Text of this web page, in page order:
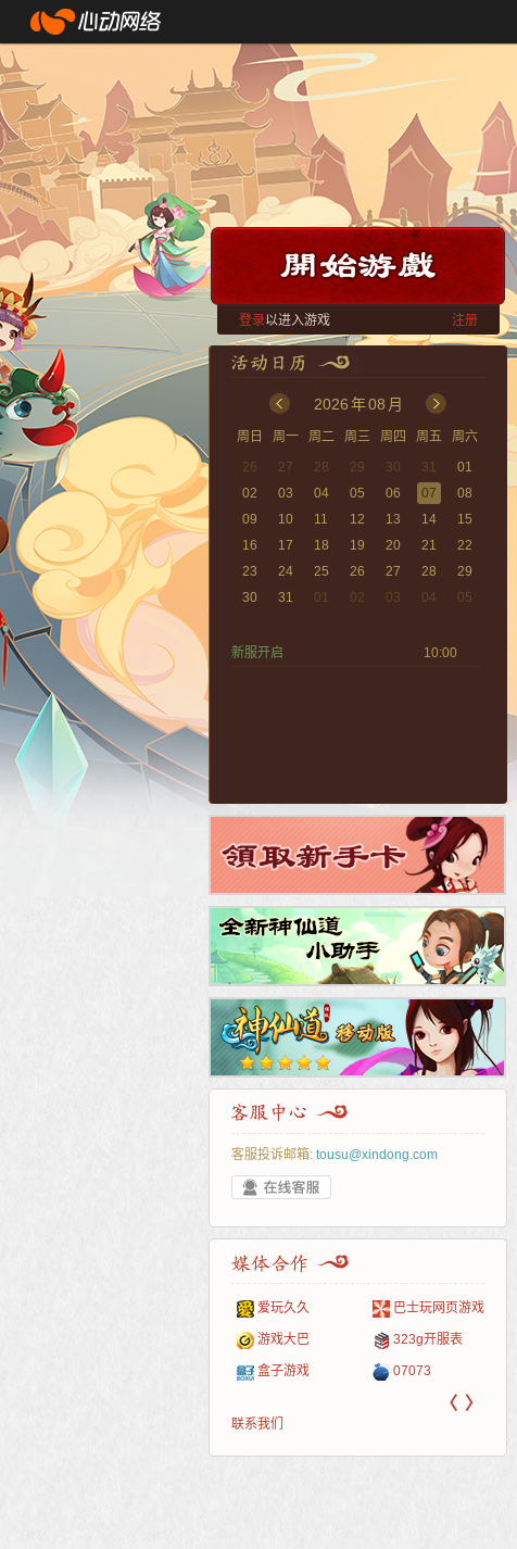
登录以进入游戏 注册
2026年08 月
周日 周一 周二 周三 周四 周五
周六
26
27 28 29 30 31
01
02
03 04 05 06 07
08
09
10 11 12 13 14
15
16
17 18 19 20 21
22
23
24 25 26 27 28
29
30
31 01 02 03 04 05
新服开启 10:00
客服投诉邮箱: tousu@xindong.com
265G 页游网
腾讯游戏 新浪游戏
新浪页游 网易游戏
〈 〉
联系我们